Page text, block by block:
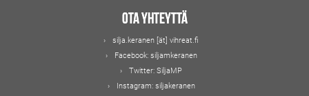
Ota yhteyttä
silja.keranen [ät] vihreat.fi
Facebook: siljamkeranen
Twitter: SiljaMP
Instagram: siljakeranen